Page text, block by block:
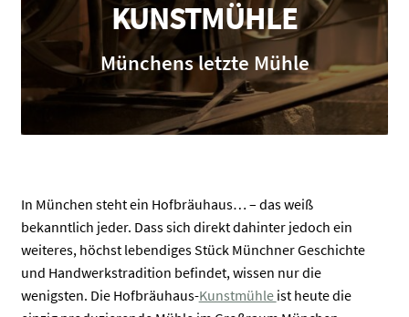
KUNSTMÜHLE
Münchens letzte Mühle
In München steht ein Hofbräuhaus… – das weiß
bekanntlich jeder. Dass sich direkt dahinter jedoch ein
weiteres, höchst lebendiges Stück Münchner Geschichte
und Handwerkstradition befindet, wissen nur die
wenigsten. Die Hofbräuhaus-Kunstmühle ist heute die